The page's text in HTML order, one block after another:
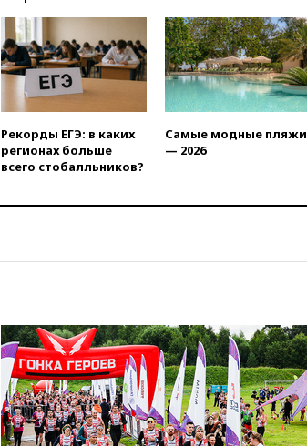
рублей в пользу семьи
отравившегося в детсаду
мальчика
03:00
МИД РФ: попытки Запада
рассорить Россию и Казахстан
обречены на провал
02:00
Ни один водоем Англии
не соответствует нормам
химической безопасности
01:00Трамп: США сами
00:01Трамп заявил о
необходимости пополнения
вчера, 23:28Слуцкий призвал
признать «Яблоко»
нежелательной организацией
вчера, 23:15В Смоленске
ребенок и женщина погибли
при падении деревьев во
время урагана
Рекорды ЕГЭ: в каких
регионах больше
всего стобалльников?
Самые модные пляжи
— 2026